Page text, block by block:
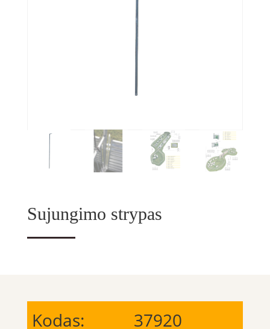
Sujungimo strypas
Kodas:
37920